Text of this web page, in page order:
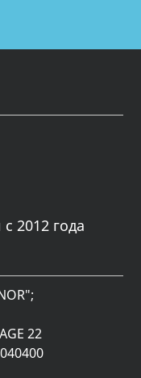
2012 года
22